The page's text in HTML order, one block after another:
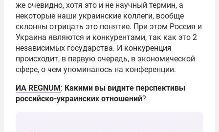
же очевидно, хотя это и не научный термин, а
некоторые наши украинские коллеги, вообще
склонны отрицать это понятие. При этом Россия и
Украина являются и конкурентами, так как это 2
независимых государства. И конкуренция
происходит, в первую очередь, в экономической
сфере, о чем упоминалось на конференции.
ИА REGNUM: Какими вы видите перспективы
российско-украинских отношений?